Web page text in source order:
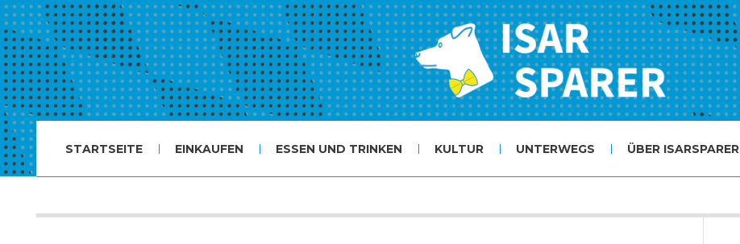
STARTSEITE EINKAUFEN ESSEN UND TRINKEN KULTUR UNTERWEGS ÜBER ISARSPARER